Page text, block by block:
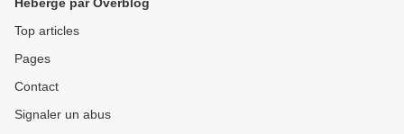
Top articles
Pages
Contact
Signaler un abus